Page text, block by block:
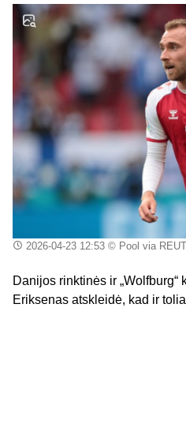
2026-04-23 12:53© Pool via
Danijos rinktinės ir
Eriksenas atskleidė, kad ir